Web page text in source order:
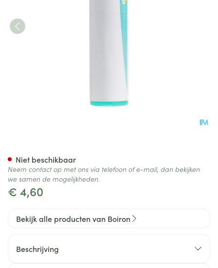
€ 4,60
Niet beschikbaar
Neem contact op met ons via telefoon of e-mail, dan bekijken
we samen de mogelijkheden.
Bekijk alle producten van Boiron
Beschrijving